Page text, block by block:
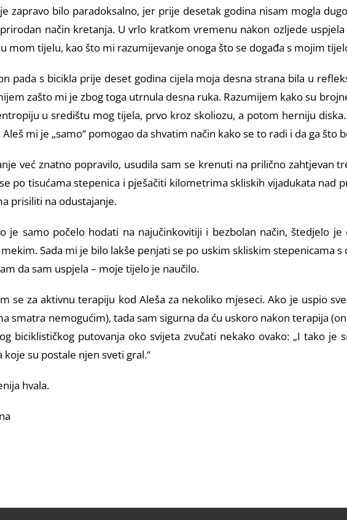
zapravo bilo paradoksalno, jer prije desetak godina nisam mogla
način kretanja. U vrlo kratkom vremenu nakon ozljede
mom tijelu, kao što mi razumijevanje onoga što se događa s mojim
pada s bicikla prije deset godina cijela moja desna strana bila u
zašto mi je zbog toga utrnula desna ruka. Razumijem kako su
u središtu mog tijela, prvo kroz skoliozu, a potom herniju
mi je „samo“ pomogao da shvatim način kako se to radi i da ga što
već znatno popravilo, usudila sam se krenuti na prilično zahtjevan
po tisućama stepenica i pješačiti kilometrima skliskih vijadukata nad
prisiliti na odustajanje.
je samo počelo hodati na najučinkovitiji i bezbolan način, štedjelo
Sada mi je bilo lakše penjati se po uskim skliskim stepenicama
da sam uspjela – moje tijelo je naučilo.
se za aktivnu terapiju kod Aleša za nekoliko mjeseci. Ako je uspio
smatra nemogućim), tada sam sigurna da ću uskoro nakon terapija
biciklističkog putovanja oko svijeta zvučati nekako ovako: „I tako
koje su postale njen sveti gral.“
hvala.